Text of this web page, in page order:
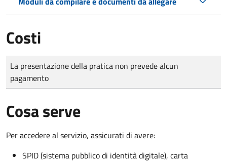
Costi
Tipo di pagamento
Importo
La presentazione della pratica non prevede alcun
pagamento
Cosa serve
Per accedere al servizio, assicurati di avere:
SPID (sistema pubblico di identità digitale), carta